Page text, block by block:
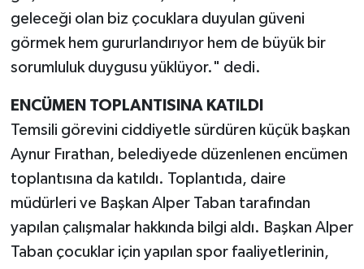
geleceği olan biz çocuklara duyulan güveni
görmek hem gururlandırıyor hem de büyük bir
sorumluluk duygusu yüklüyor." dedi.
ENCÜMEN TOPLANTISINA KATILDI
Temsili görevini ciddiyetle sürdüren küçük başkan
Aynur Fırathan, belediyede düzenlenen encümen
toplantısına da katıldı. Toplantıda, daire
müdürleri ve Başkan Alper Taban tarafından
yapılan çalışmalar hakkında bilgi aldı. Başkan Alper
Taban çocuklar için yapılan spor faaliyetlerinin,